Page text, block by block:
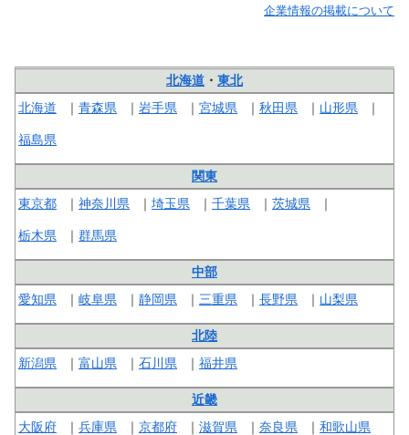
企業情報の掲載について
北海道 ・ 東北
北海道
青森県 岩手県 宮城県 秋田県 山形県
福島県
関東
東京都
神奈川県 埼玉県 千葉県 茨城県
栃木県 群馬県
中部
愛知県
岐阜県 静岡県 三重県 長野県 山梨県
北陸
新潟県
富山県 石川県 福井県
近畿
大阪府
兵庫県 京都府 滋賀県 奈良県 和歌山県